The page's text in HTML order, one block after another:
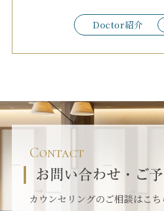
Doctor紹介
Contact
お問い合わせ・ご
カウンセリングのご相談はこち